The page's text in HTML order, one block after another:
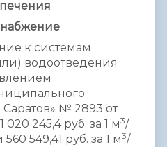
к системам
водоотведения
№ 2893 от
020 245,4 руб. за 1 м3/
549,41 руб. за 1 м3/